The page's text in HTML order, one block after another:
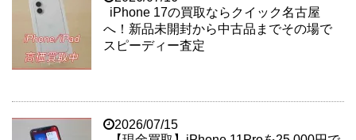
iPhone 17の買取ならクイック名古屋
へ！新品未開封から中古品までその場で
スピーディー査定
2026/07/15